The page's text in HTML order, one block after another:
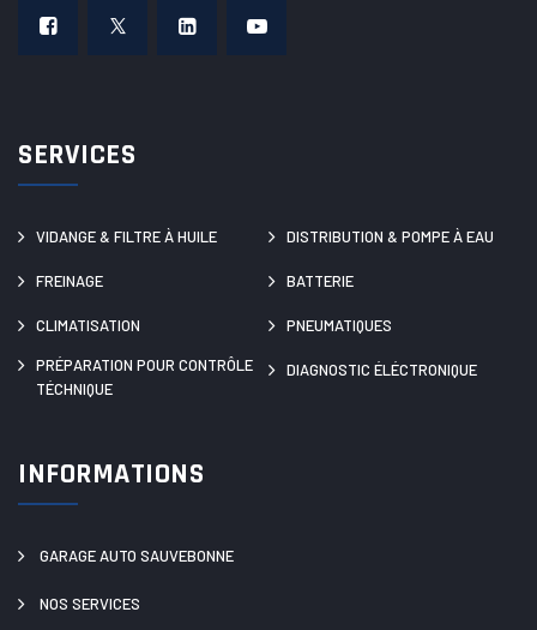
SERVICES
VIDANGE & FILTRE À HUILE DISTRIBUTION & POMPE À EAU
FREINAGE BATTERIE
CLIMATISATION PNEUMATIQUES
PRÉPARATION POUR CONTRÔLE
TÉCHNIQUE
DIAGNOSTIC ÉLÉCTRONIQUE
INFORMATIONS
GARAGE AUTO SAUVEBONNE
NOS SERVICES